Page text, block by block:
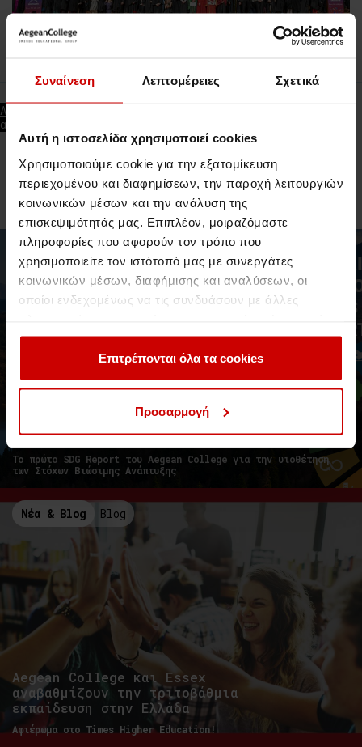
Συναίνεση Λεπτομέρειες Σχετικά
Αυτή η ιστοσελίδα χρησιμοποιεί cookies
Χρησιμοποιούμε cookie για την εξατομίκευση
περιεχομένου και διαφημίσεων, την παροχή λειτουργιών
κοινωνικών μέσων και την ανάλυση της
επισκεψιμότητάς μας. Επιπλέον, μοιραζόμαστε
πληροφορίες που αφορούν τον τρόπο που
χρησιμοποιείτε τον ιστότοπό μας με συνεργάτες
κοινωνικών μέσων, διαφήμισης και αναλύσεων, οι
οποίοι ενδεχομένως να τις συνδυάσουν με άλλες
έχουν συλλέξει σε σχέση με την από μέρους σας χρήση
των υπηρεσιών τους.Επιτρέπονται όλα τα cookies
Προσαρμογή
Αποδεχτείτε τα cookies εμπορικής προώθησης
αυτό το video
Σχετικές Δημοσιεύσεις
Η Έκθεση για τους Στόχους Βιώσιμης
Ανάπτυξης 2023 του Aegean College
Το πρώτο SDG Report του Aegean College για την υιοθέτηση
των Στόχων Βιώσιμης Ανάπτυξης
Νέα & Blog Blog
Aegean College και Essex
αναβαθμίζουν την τριτοβάθμια
εκπαίδευση στην Ελλάδα
Αφιέρωμα στο Times Higher Education!